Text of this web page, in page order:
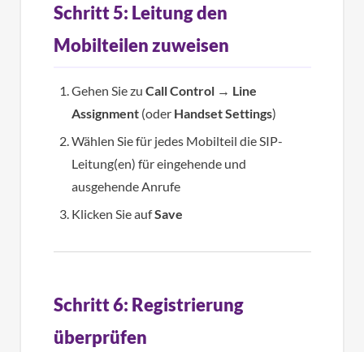
Schritt 5: Leitung den
Mobilteilen zuweisen
Gehen Sie zu Call Control→ Line
Assignment(oder Handset Settings)
Wählen Sie für jedes Mobilteil die SIP-
Leitung(en) für eingehende und
ausgehende Anrufe
Klicken Sie aufSave
Schritt 6: Registrierung
überprüfen